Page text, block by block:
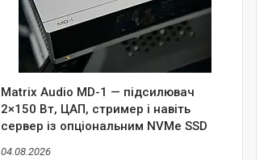
Matrix Audio MD-1 — підсилювач
2×150 Вт, ЦАП, стример і навіть
сервер із опціональним NVMe SSD
04.08.2026